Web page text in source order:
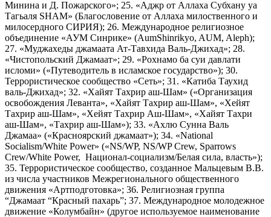
Минина и Д. Пожарского»; 25. «Аджр от Аллаха Субхану уа
Тагьаля SHAM» (Благословение от Аллаха милоственного и
милосердного СИРИЯ); 26. Международное религиозное
объединение «АУМ Синрике» (AumShinrikyo, AUM, Aleph);
27. «Муджахеды джамаата Ат-Тавхида Валь-Джихад»; 28.
«Чистопольский Джамаат»; 29. «Рохнамо ба суи давлати
исломи» («Путеводитель в исламское государство»); 30.
Террористическое сообщество «Сеть»; 31. «Катиба Таухид
валь-Джихад»; 32. «Хайят Тахрир аш-Шам» («Организация
освобождения Леванта», «Хайят Тахрир аш-Шам», «Хейят
Тахрир аш-Шам», «Хейят Тахрир Аш-Шам», «Хайят Тахри
аш-Шам», «Тахрир аш-Шам»); 33. «Ахлю Сунна Валь
Джамаа» («Красноярский джамаат»); 34. «National
Socialism/White Power» («NS/WP, NS/WP Crew, Sparrows
Crew/White Power, Национал-социализм/Белая сила, власть»);
35. Террористическое сообщество, созданное Мальцевым В.В.
из числа участников Межрегионального общественного
движения «Артподготовка»; 36. Религиозная группа
“Джамаат “Красный пахарь”; 37. Международное молодежное
движение «Колумбайн» (другое используемое наименование